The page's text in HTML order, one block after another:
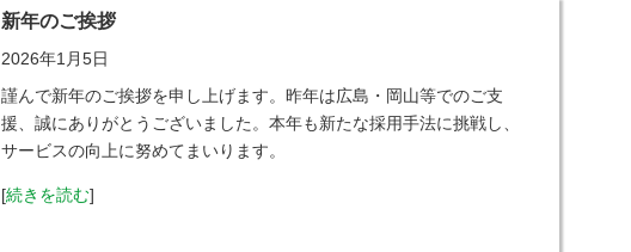
新年のご挨拶
2026年1月5日
謹んで新年のご挨拶を申し上げます。昨年は広島・岡山等でのご支
援、誠にありがとうございました。本年も新たな採用手法に挑戦し、
サービスの向上に努めてまいります。
[続きを読む]